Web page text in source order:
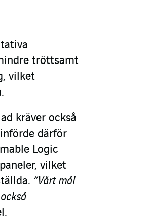
tröttsamt
vilket
kräver också
därför
Logic
vilket
”Vårt mål